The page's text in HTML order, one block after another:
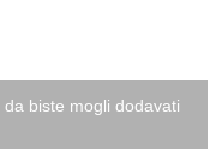
da biste mogli dodavati